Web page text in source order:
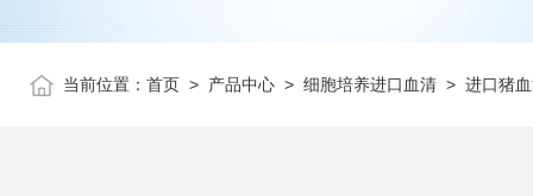
当前位置： 首页 > 产品中心 > 细胞培养进口血清 > 进口猪